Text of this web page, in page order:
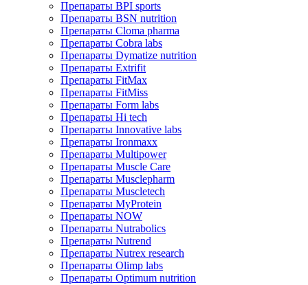
Препараты BPI sports
Препараты BSN nutrition
Препараты Cloma pharma
Препараты Cobra labs
Препараты Dymatize nutrition
Препараты Extrifit
Препараты FitMax
Препараты FitMiss
Препараты Form labs
Препараты Hi tech
Препараты Innovative labs
Препараты Ironmaxx
Препараты Multipower
Препараты Muscle Care
Препараты Musclepharm
Препараты Muscletech
Препараты MyProtein
Препараты NOW
Препараты Nutrabolics
Препараты Nutrend
Препараты Nutrex research
Препараты Olimp labs
Препараты Optimum nutrition